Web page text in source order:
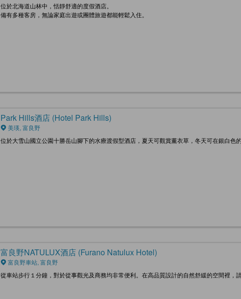
位於北海道山林中，恬靜舒適的度假酒店。
備有多種客房，無論家庭出遊或團體旅遊都能輕鬆入住。
Park Hills酒店 (Hotel Park Hills)
美瑛, 富良野
位於大雪山國立公園十勝岳山腳下的水療渡假型酒店，夏天可觀賞薰衣草，冬天可在銀白色
富良野NATULUX酒店 (Furano Natulux Hotel)
富良野車站, 富良野
從車站步行１分鐘，對於從事觀光及商務均非常便利。在高品質設計的自然舒緩的空間裡，